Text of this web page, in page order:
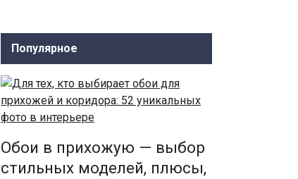
Популярное
Обои в прихожую — выбор
стильных моделей, плюсы,